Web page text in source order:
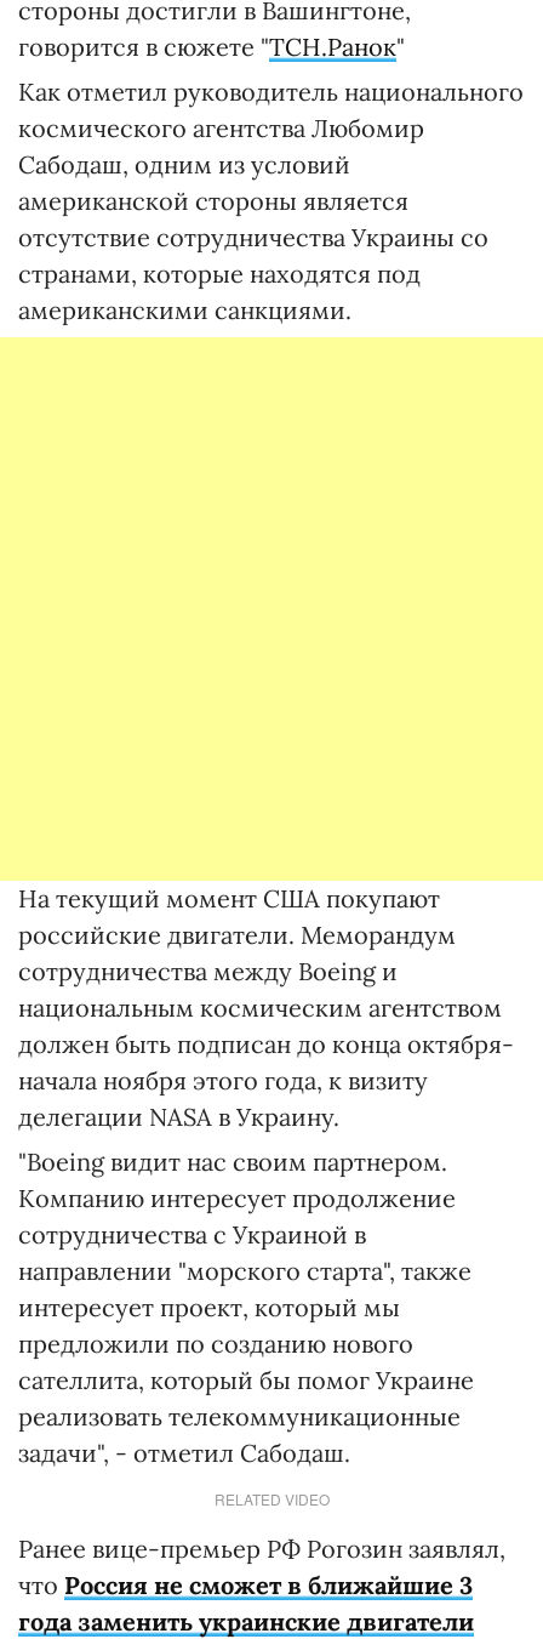
стороны достигли в Вашингтоне,
говорится в сюжете "ТСН.Ранок"
Как отметил руководитель национального
космического агентства Любомир
Сабодаш, одним из условий
американской стороны является
отсутствие сотрудничества Украины со
странами, которые находятся под
американскими санкциями.
На текущий момент США покупают
российские двигатели. Меморандум
сотрудничества между Boeing и
национальным космическим агентством
должен быть подписан до конца октября-
начала ноября этого года, к визиту
делегации NASA в Украину.
"Boeing видит нас своим партнером.
Компанию интересует продолжение
сотрудничества с Украиной в
направлении "морского старта", также
интересует проект, который мы
предложили по созданию нового
сателлита, который бы помог Украине
реализовать телекоммуникационные
задачи", - отметил Сабодаш.
RELATED VIDEO
Ранее вице-премьер РФ Рогозин заявлял,
что Россия не сможет в ближайшие 3
года заменить украинские двигатели